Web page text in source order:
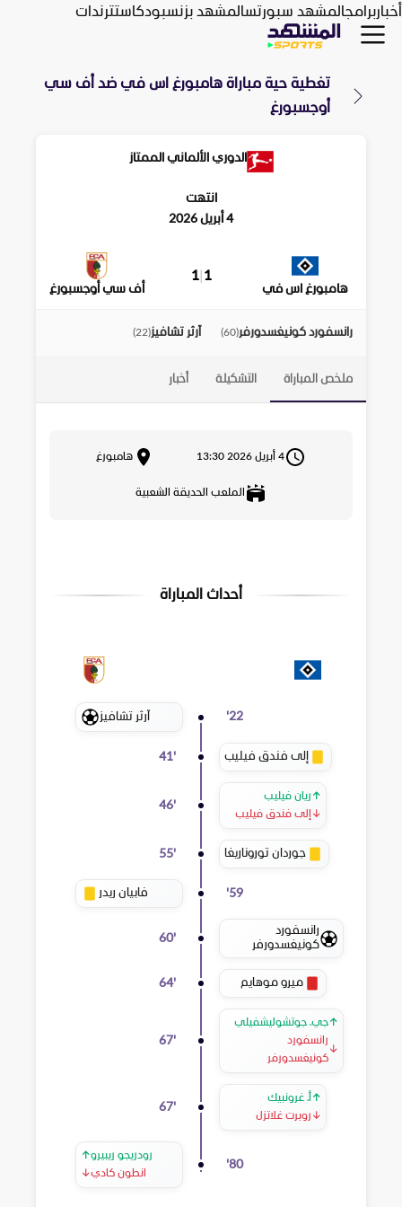
أخباربرامجالمشهد سبورتسالمشهد بزنسبودكاستترندات
تغطية حية مباراة هامبورغ اس في ضد أف سي
أوجسبورغ
الدوري الألماني الممتاز
انتهت
4 أبريل 2026
هامبورغ اس في
1
|
1
أف سي أوجسبورغ
رانسفورد كونيغسدورفر(
60
) آرثر تشافيز(
22
)
ملخص المباراة التشكيلة أخبار
4 أبريل 2026 13:30 هامبورغ
الملعب الحديقة الشعبية
أحداث المباراة
22
' آرثر تشافيز
إلى فندق فيليب 41'
↑ ريان فيليب
↓ إلى فندق فيليب
46'
جوردان توروناريغا 55'
59
' فابيان ريدر
رانسفورد
كونيغسدورفر
60'
ميرو موهايم 64'
↑جي. جوتشوليشفيلي
↓
رانسفورد
كونيغسدورفر
67'
↑ أ. غرونبيك
↓ روبرت غلاتزل
67'
80
'
↑رودريجو ريبيرو
↓انطون كادي